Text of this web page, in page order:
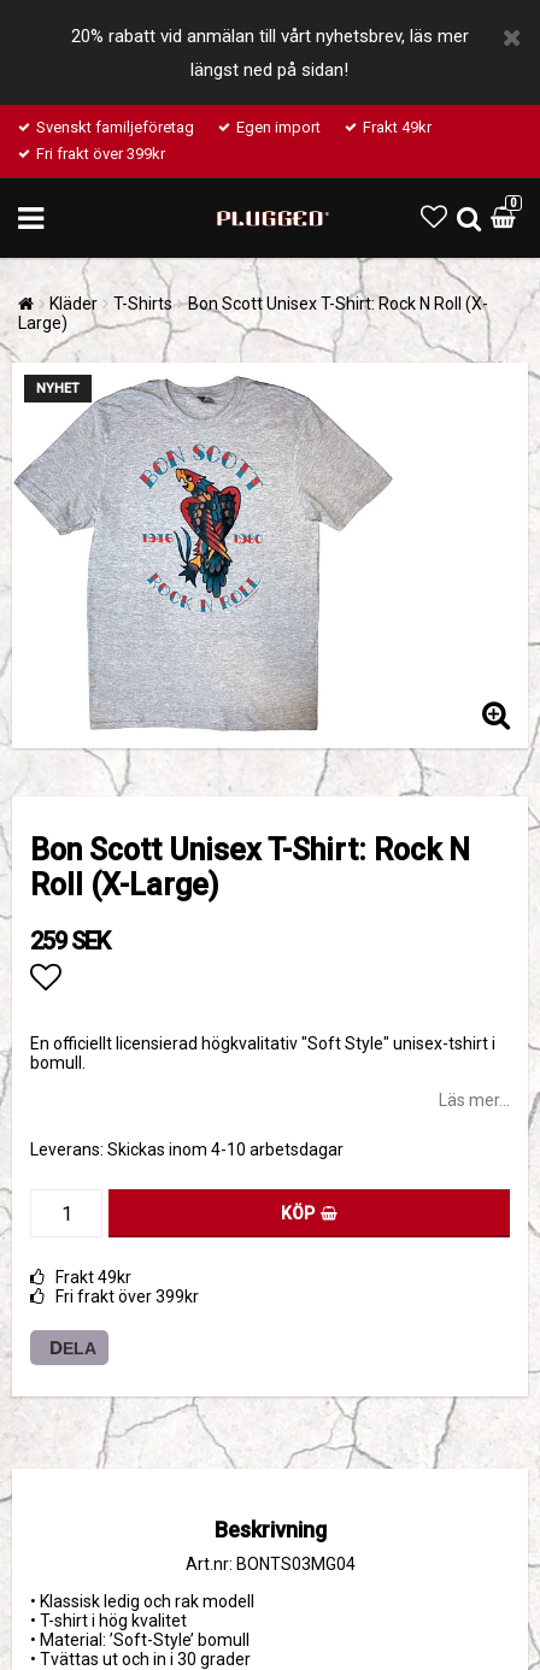
20% rabatt vid anmälan till vårt nyhetsbrev, läs mer
längst ned på sidan!
Svenskt familjeföretag Egen import
Frakt 49kr
Fri frakt över 399kr
0
Kläder T-Shirts
Bon Scott Unisex T-Shirt: Rock N Roll (X-
Large)
NYHET
Bon Scott Unisex T-Shirt: Rock N
Roll (X-Large)
259 SEK
En officiellt licensierad högkvalitativ "Soft Style" unisex-tshirt i
bomull.
Läs mer...
Leverans: Skickas inom 4-10 arbetsdagar
KÖP
Frakt 49kr
Fri frakt över 399kr
DELA
Beskrivning
Art.nr: BONTS03MG04
• Klassisk ledig och rak modell
• T-shirt i hög kvalitet
• Material: ’Soft-Style’ bomull
• Tvättas ut och in i 30 grader